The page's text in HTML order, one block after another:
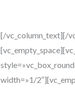
[/vc_column_text][/
width=»1/